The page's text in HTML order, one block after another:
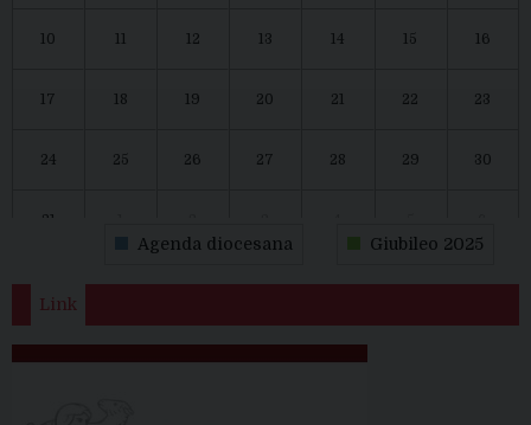
10 12 13 14 15 16
17 18 19 20 21 22 23
24 25 26 27 28 29 30
31
Agenda diocesana Giubileo 2025
Link